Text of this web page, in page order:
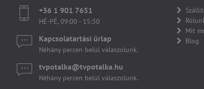
+36 1 901 7651
HÉ-PÉ, 09:00 - 15:30
Kapcsolatartási űrlap
Néhány percen belül válaszolunk.
tvpotalka​@tvpotalka​.hu
Néhány percen belül válaszolunk.
Mit
Blog